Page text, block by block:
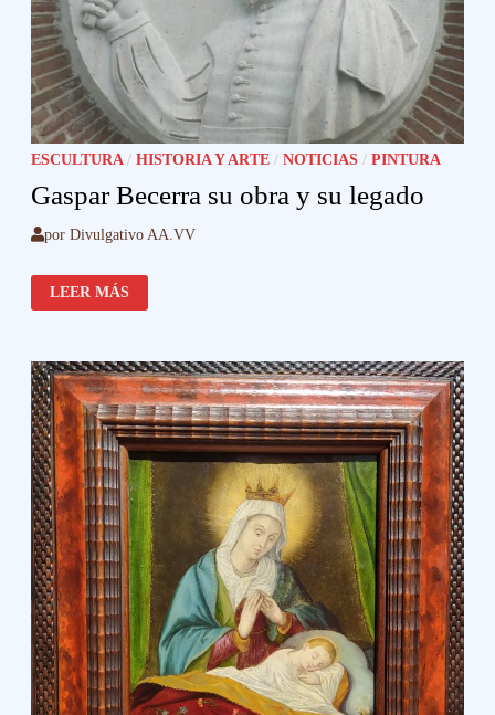
ESCULTURA/HISTORIA Y ARTE /NOTICIAS /PINTURA
Gaspar Becerra su obra y su legado
porDivulgativo AA.VV
GASPAR
BECERRA
SU
SU
LEGADO
LEER MÁS